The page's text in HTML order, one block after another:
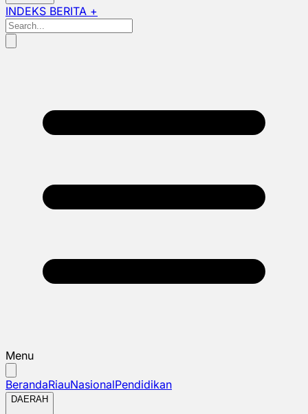
INDEKS BERITA +
Menu
BerandaRiauNasionalPendidikan
DAERAH